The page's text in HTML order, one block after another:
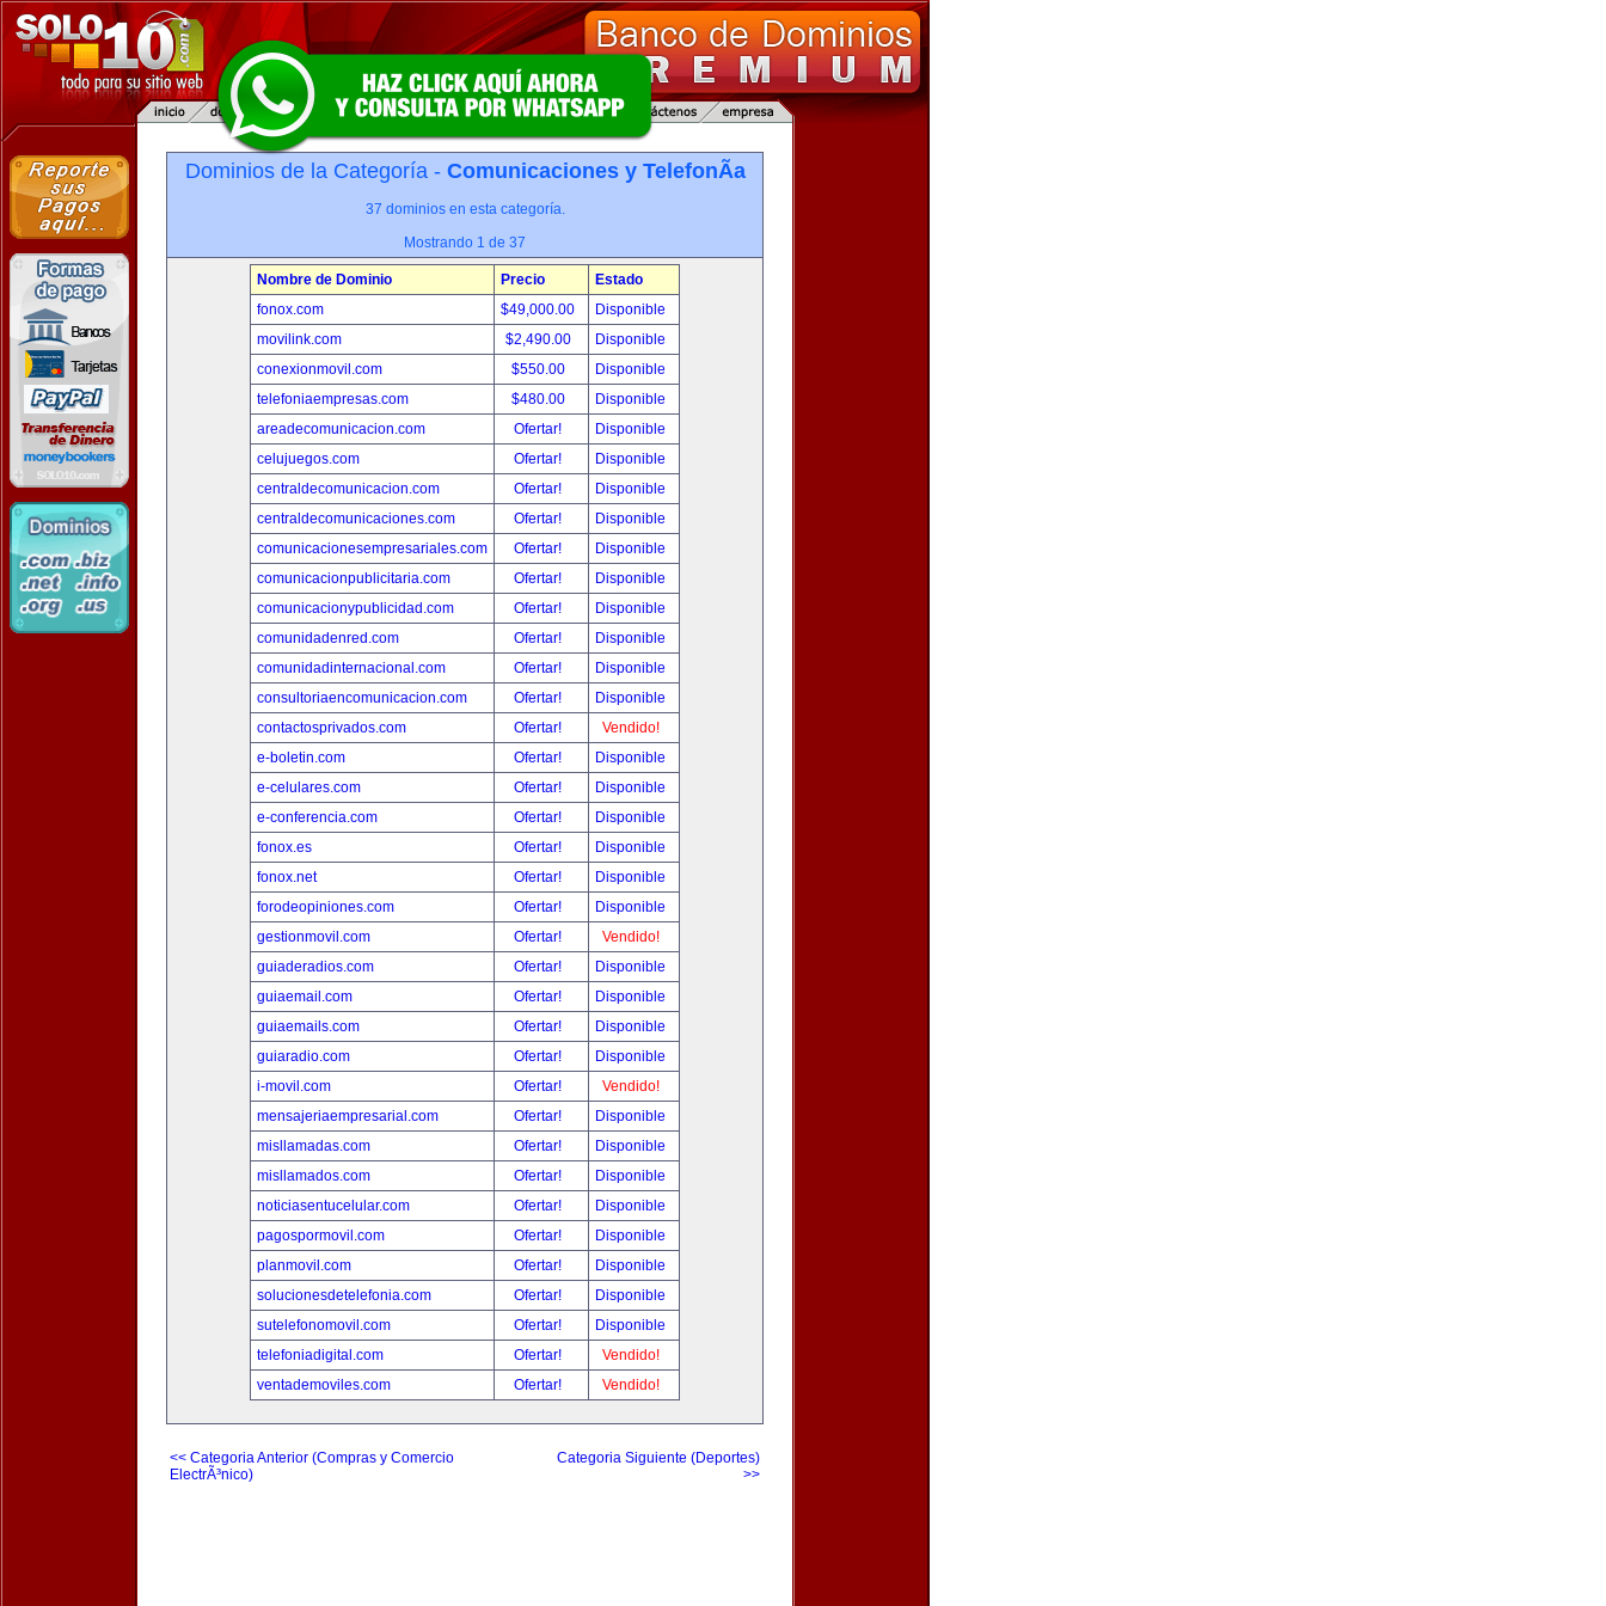
Dominios de la Categoría - Comunicaciones y TelefonÃ­a
37 dominios en esta categoría.
Mostrando 1 de 37
Nombre de Dominio Precio
Estado
fonox.com
$49,000.00
Disponible
movilink.com
$2,490.00
Disponible
conexionmovil.com
$550.00
Disponible
telefoniaempresas.com
$480.00
Disponible
areadecomunicacion.com
Ofertar!
Disponible
celujuegos.com
Ofertar!
Disponible
centraldecomunicacion.com
Ofertar!
Disponible
centraldecomunicaciones.com
Ofertar!
Disponible
comunicacionesempresariales.com
Ofertar!
Disponible
comunicacionpublicitaria.com
Ofertar!
Disponible
comunicacionypublicidad.com
Ofertar!
Disponible
comunidadenred.com
Ofertar!
Disponible
comunidadinternacional.com
Ofertar!
Disponible
consultoriaencomunicacion.com
Ofertar!
Disponible
contactosprivados.com
Ofertar!
Vendido!
e-boletin.com
Ofertar!
Disponible
e-celulares.com
Ofertar!
Disponible
e-conferencia.com
Ofertar!
Disponible
fonox.es
Ofertar!
Disponible
fonox.net
Ofertar!
Disponible
forodeopiniones.com
Ofertar!
Disponible
gestionmovil.com
Ofertar!
Vendido!
guiaderadios.com
Ofertar!
Disponible
guiaemail.com
Ofertar!
Disponible
guiaemails.com
Ofertar!
Disponible
guiaradio.com
Ofertar!
Disponible
i-movil.com
Ofertar!
Vendido!
mensajeriaempresarial.com
Ofertar!
Disponible
misllamadas.com
Ofertar!
Disponible
misllamados.com
Ofertar!
Disponible
noticiasentucelular.com
Ofertar!
Disponible
pagospormovil.com
Ofertar!
Disponible
planmovil.com
Ofertar!
Disponible
solucionesdetelefonia.com
Ofertar!
Disponible
sutelefonomovil.com
Ofertar!
Disponible
telefoniadigital.com
Ofertar!
Vendido!
ventademoviles.com
Ofertar! Vendido!
<< Categoria Anterior (Compras y Comercio
ElectrÃ³nico)
Categoria Siguiente (Deportes)
>>